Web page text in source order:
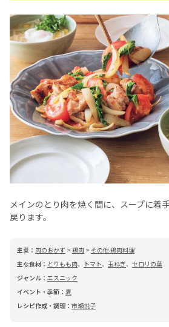
メインのとり肉を焼く間に、スープに着
戻ります。
主菜： 肉のおかず > 鶏肉 > その他 鶏肉料理
主な食材： とりもも肉、 トマト、 玉ねぎ、 セロリの葉
ジャンル： エスニック
イベント・季節： 夏
レシピ作成・調理： 市瀬悦子